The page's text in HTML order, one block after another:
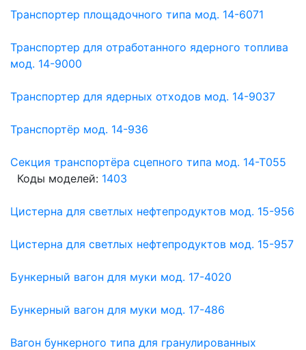
Транспортер площадочного типа мод. 14-6071
Транспортер для отработанного ядерного топлива
мод. 14-9000
Транспортер для ядерных отходов мод. 14-9037
Транспортёр мод. 14-936
Секция транспортёра сцепного типа мод. 14-Т055
Коды моделей: 1403
Цистерна для светлых нефтепродуктов мод. 15-956
Цистерна для светлых нефтепродуктов мод. 15-957
Бункерный вагон для муки мод. 17-4020
Бункерный вагон для муки мод. 17-486
Вагон бункерного типа для гранулированных